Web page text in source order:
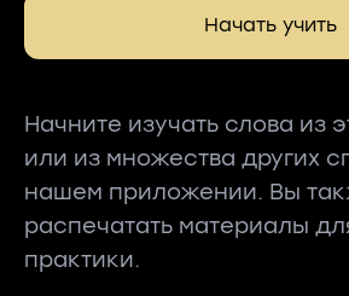
Начать учить
Начните изучать слова из
или из множества других
нашем приложении. Вы
распечатать материалы
практики.